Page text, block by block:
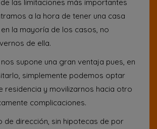
las limitaciones más importantes
a la hora de tener una casa
la mayoría de los casos, no
de ella.
supone una gran ventaja pues, en
simplemente podemos optar
residencia y movilizarnos hacia otro
complicaciones.
de dirección, sin hipotecas de por